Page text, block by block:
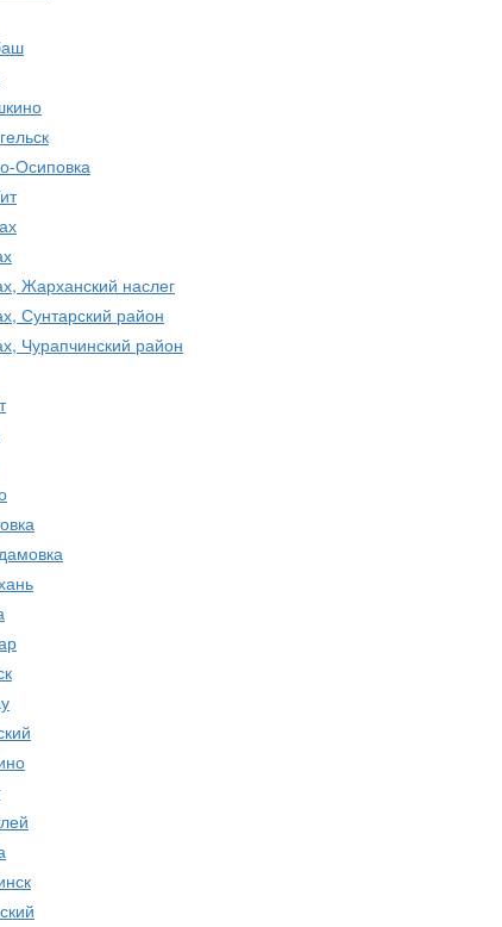
Осиповка
Жарханский наслег
Сунтарский район
Чурапчинский район